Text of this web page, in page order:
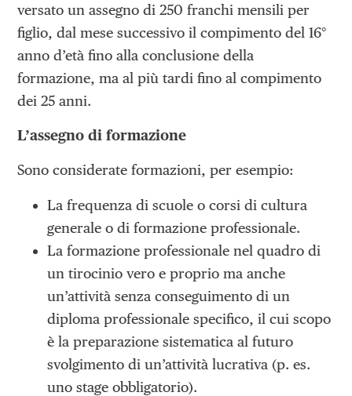
versato un assegno di 250 franchi mensili per
figlio, dal mese successivo il compimento del 16°
anno d’età fino alla conclusione della
formazione, ma al più tardi fino al compimento
dei 25 anni.
L’assegno di formazione
Sono considerate formazioni, per esempio:
La frequenza di scuole o corsi di cultura
generale o di formazione professionale.
La formazione professionale nel quadro di
un tirocinio vero e proprio ma anche
un’attività senza conseguimento di un
diploma professionale specifico, il cui scopo
è la preparazione sistematica al futuro
svolgimento di un’attività lucrativa (p. es.
uno stage obbligatorio).